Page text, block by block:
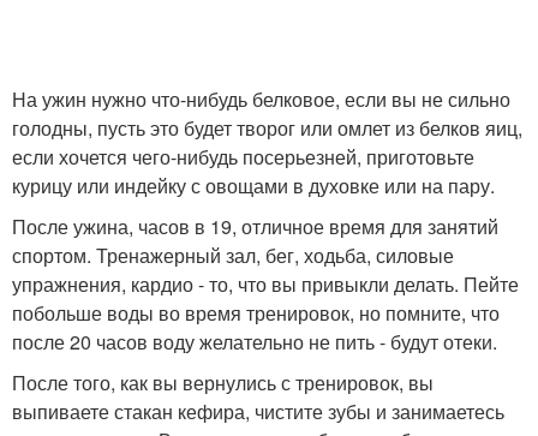
На ужин нужно что-нибудь белковое, если вы не сильно
голодны, пусть это будет творог или омлет из белков яиц,
если хочется чего-нибудь посерьезней, приготовьте
курицу или индейку с овощами в духовке или на пару.
После ужина, часов в 19, отличное время для занятий
спортом. Тренажерный зал, бег, ходьба, силовые
упражнения, кардио - то, что вы привыкли делать. Пейте
побольше воды во время тренировок, но помните, что
после 20 часов воду желательно не пить - будут отеки.
После того, как вы вернулись с тренировок, вы
выпиваете стакан кефира, чистите зубы и занимаетесь